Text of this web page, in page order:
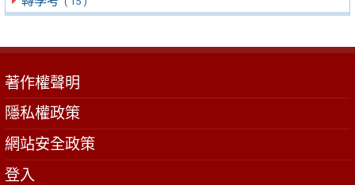
著作權聲明
隱私權政策
網站安全政策
登入